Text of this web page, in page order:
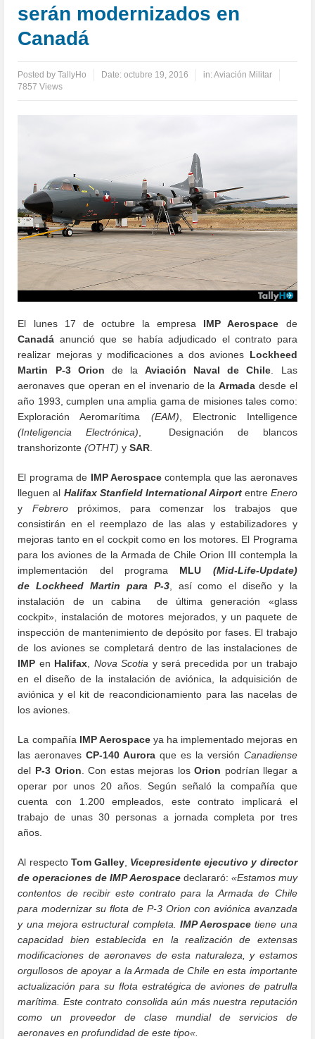
serán modernizados en
Canadá
Posted byTallyHo Date:octubre 19, 2016 in:Aviación Militar
7857 Views
El lunes 17 de octubre la empresa IMP Aerospace de
Canadá anunció que se había adjudicado el contrato para
realizar mejoras y modificaciones a dos aviones Lockheed
Martin P-3 Orion de laAviación Naval de Chile . Las
aeronaves que operan en el invenario de laArmada desde el
año 1993, cumplen una amplia gama de misiones tales como:
Exploración Aeromarítima (EAM) , Electronic Intelligence
(Inteligencia Electrónica) , Designación de blancos
transhorizonte(OTHT) ySAR
El programa de IMP Aerospace contempla que las aeronaves
lleguen al Halifax Stanfield International Airportentre Enero
y Febreropróximos, para comenzar los trabajos que
consistirán en el reemplazo de las alas y estabilizadores y
mejoras tanto en el cockpit como en los motores. El Programa
para los aviones de la Armada de Chile Orion III contempla la
implementación del programa MLU
(Mid-Life-Update)
de Lockheed Martin para P-3, así como el diseño y la
instalación de un cabina de última generación «glass
cockpit», instalación de motores mejorados, y un paquete de
inspección de mantenimiento de depósito por fases. El trabajo
de los avionesse completará dentro de las instalaciones de
IMP en Halifax Nova Scotia y será precedida por un trabajo
en el diseño de la instalación de aviónica , la adquisición de
aviónica y el kit de reacondicionamiento para las nacelas de
los aviones.
La compañía IMP Aerospaceya ha implementado mejoras en
las aeronavesCP-140 Aurora que es la versión Canadiense
del P-3 Orion . Con estas mejoras losOrion podrían llegar a
operar por unos 20 años. Según señaló la compañía que
cuenta con 1.200 empleados, este contrato implicará el
trabajo de unas 30 personas a jornada completa por tres
años.
Al respecto Tom Galley, Vicepresidente ejecutivo y director
de operaciones de IMP Aerospace declararó: «Estamos muy
contentos de recibir este contrato para la Armada de Chile
para modernizar su flota de P-3 Orion con aviónica avanzada
y una mejoraestructural completa IMPAerospace tiene una
capacidad bien establecida en la realización de extensas
modificaciones de aeronaves de esta naturaleza, y estamos
orgullosos de apoyar a la Armada de Chile en esta importante
actualización para su flota estratégica deaviones de patrulla
marítima . Este contrato consolida aún másnuestra reputación
como un proveedor de clase mundialde servicios de
aeronaves en profundidadde este tipo«